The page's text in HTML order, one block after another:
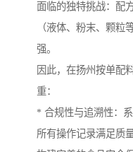
面临的独特挑战：配
（液体、粉末、颗粒
强。
因此，在扬州按单配
重：
* 合规性与追溯性：
所有操作记录满足质